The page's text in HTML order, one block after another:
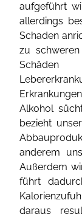
aufgeführt
allerdings
Schaden
zu
Schäden
Alkohol
bezieht
anderem
Außerdem
führt
daraus